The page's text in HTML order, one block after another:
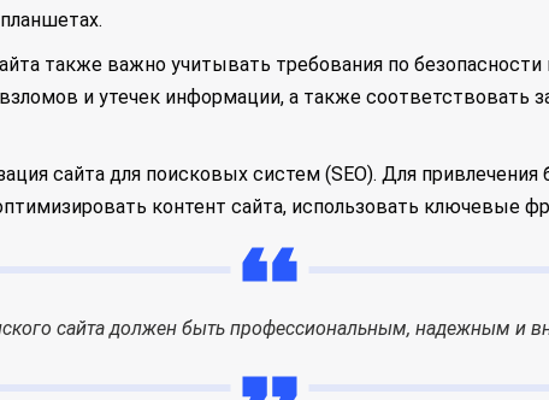
также важно учитывать требования по
и утечек информации, а также соответствовать
сайта для поисковых систем (SEO). Для привлечения
контент сайта, использовать ключевые
сайта должен быть профессиональным, надежным и